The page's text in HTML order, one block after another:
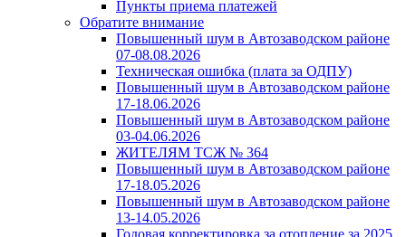
Пункты приема платежей
Обратите внимание
Повышенный шум в Автозаводском районе
07-08.08.2026
Техническая ошибка (плата за ОДПУ)
Повышенный шум в Автозаводском районе
17-18.06.2026
Повышенный шум в Автозаводском районе
03-04.06.2026
ЖИТЕЛЯМ ТСЖ № 364
Повышенный шум в Автозаводском районе
17-18.05.2026
Повышенный шум в Автозаводском районе
13-14.05.2026